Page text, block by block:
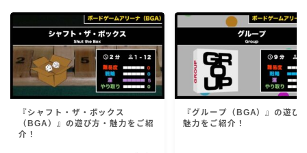
『シャフト・ザ・ボックス
（BGA）』の遊び方・魅力をご紹
介！
『グループ（BGA）』の遊び
魅力をご紹介！